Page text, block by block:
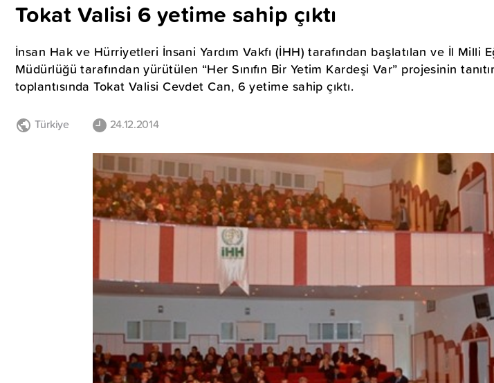
Tokat Valisi 6 yetime sahip çıktı
İnsan Hak ve Hürriyetleri İnsani Yardım Vakfı (İHH) tarafından başlatılan ve İl Milli
Müdürlüğü tarafından yürütülen “Her Sınıfın Bir Yetim Kardeşi Var” projesinin
toplantısında Tokat Valisi Cevdet Can, 6 yetime sahip çıktı.
Türkiye 24.12.2014